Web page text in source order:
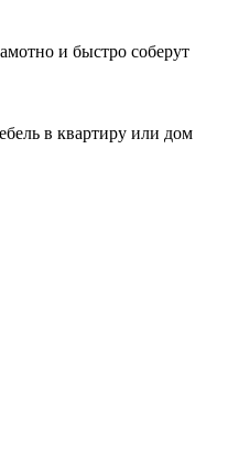
и быстро соберут
в квартиру или дом